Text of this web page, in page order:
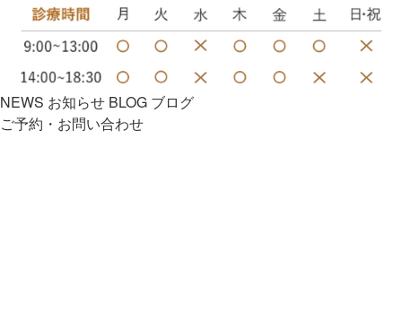
NEWS お知らせ BLOG ブログ
ご予約・お問い合わせ